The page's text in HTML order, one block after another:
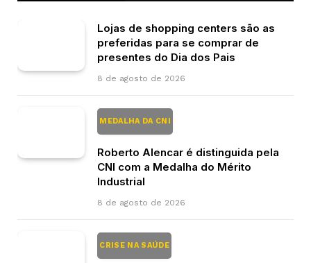
Lojas de shopping centers são as
preferidas para se comprar de
presentes do Dia dos Pais
8 de agosto de 2026
MEDALHA DA CNI
Roberto Alencar é distinguida pela
CNI com a Medalha do Mérito
Industrial
8 de agosto de 2026
CRISE NA SAÚDE